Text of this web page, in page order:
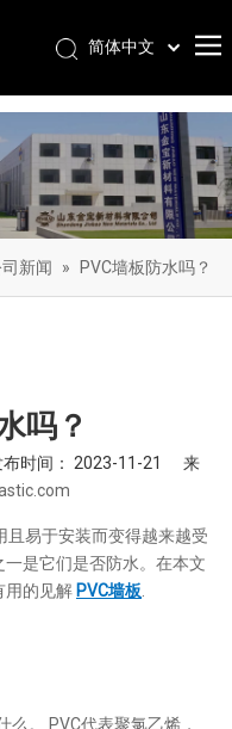
简体中文
Português
Español
العربية
English
新闻 » PVC墙板防水吗？
吗？
时间： 2023-11-21 来
且易于安装而变得越来越受
是它们是否防水。在本文
用的见解 PVC墙板
么。 PVC代表聚氯乙烯，